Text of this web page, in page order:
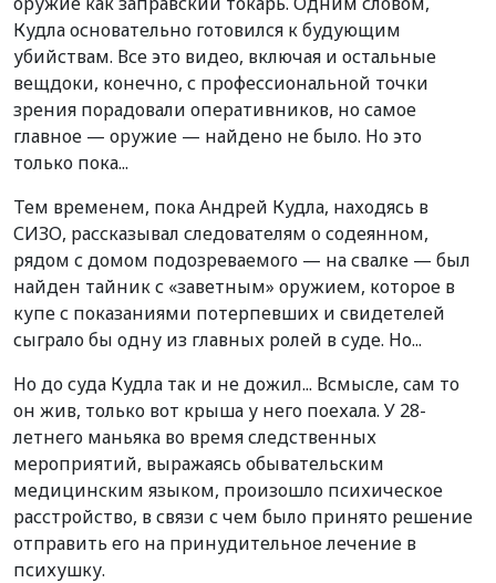
Кудла основательно готовился к будующим
убийствам. Все это видео, включая и остальные
вещдоки, конечно, с профессиональной точки
зрения порадовали оперативников, но самое
главное — оружие — найдено не было. Но это
только пока...
Тем временем, пока Андрей Кудла, находясь в
СИЗО, рассказывал следователям о содеянном,
рядом с домом подозреваемого — на свалке — был
найден тайник с «заветным» оружием, которое в
купе с показаниями потерпевших и свидетелей
сыграло бы одну из главных ролей в суде. Но...
Но до суда Кудла так и не дожил... Всмысле, сам то
он жив, только вот крыша у него поехала. У 28-
летнего маньяка во время следственных
мероприятий, выражаясь обывательским
медицинским языком, произошло психическое
расстройство, в связи с чем было принято решение
отправить его на принудительное лечение в
психушку.